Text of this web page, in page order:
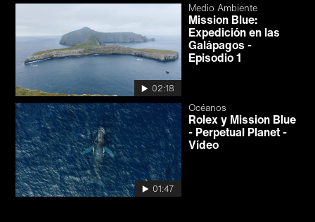
02:18
Medio Ambiente
Mission Blue:
Expedición en las
Galápagos -
Episodio 1
01:47
Océanos
Rolex y Mission Blue
- Perpetual Planet -
Vídeo